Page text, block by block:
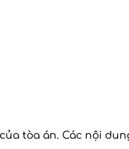
tòa án. Các nội